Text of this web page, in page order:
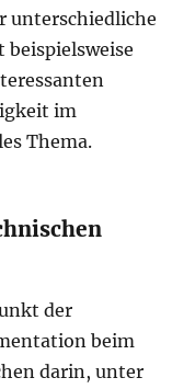
unterschiedliche
beispielsweise
im
Thema.
der
beim
darin, unter